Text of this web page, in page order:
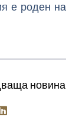
е роден на
новина